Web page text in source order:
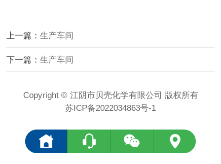
上一篇：生产车间
下一篇：生产车间
Copyright © 江阴市贝壳化学有限公司 版权所有
苏ICP备2022034863号-1